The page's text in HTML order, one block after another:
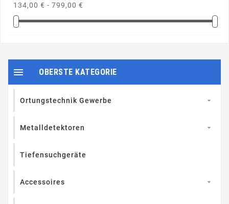
134,00 € - 799,00 €
OBERSTE KATEGORIE

Ortungstechnik Gewerbe 
Metalldetektoren 
Tiefensuchgeräte
Accessoires 